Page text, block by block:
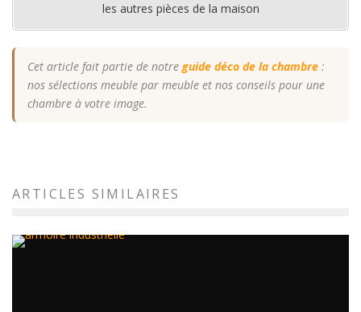
les autres pièces de la maison
Cet article fait partie de notreguide déco de la chambre :
nos sélections meuble par meuble et nos conseils pour une
chambre à votre image.
ARTICLES SIMILAIRES